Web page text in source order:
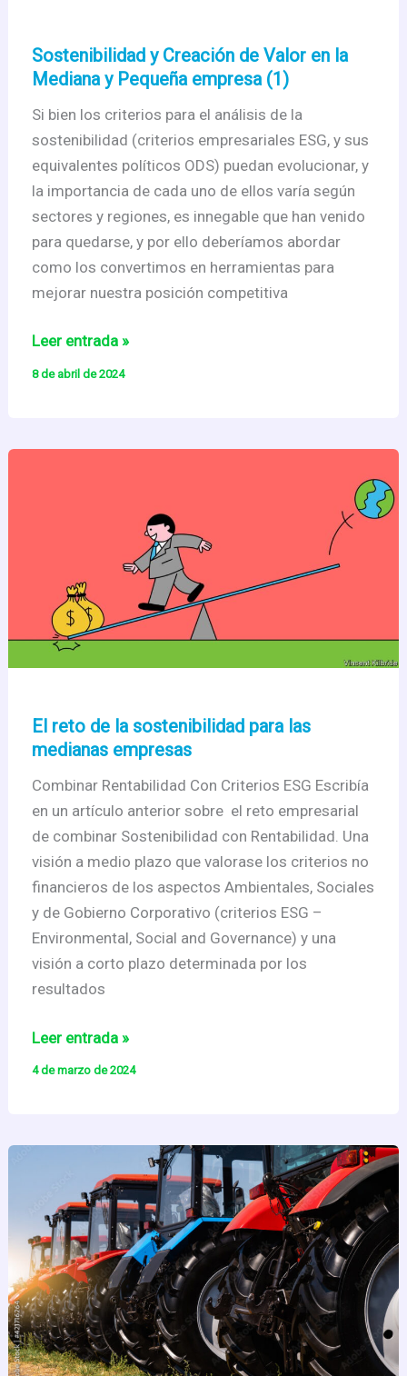
Sostenibilidad y Creación de Valor en la
Mediana y Pequeña empresa (1)
Si bien los criterios para el análisis de la
sostenibilidad (criterios empresariales ESG, y sus
equivalentes políticos ODS) puedan evolucionar, y
la importancia de cada uno de ellos varía según
sectores y regiones, es innegable que han venido
para quedarse, y por ello deberíamos abordar
como los convertimos en herramientas para
mejorar nuestra posición competitiva
Sostenibilidad
y
empresa
Leer entrada »
8 de abril de 2024
El reto de la sostenibilidad para las
medianas empresas
Combinar Rentabilidad Con Criterios ESG Escribía
en un artículo anterior sobre el reto empresarial
de combinar Sostenibilidad con Rentabilidad. Una
visión a medio plazo que valorase los criterios no
financieros de los aspectos Ambientales, Sociales
y de Gobierno Corporativo (criterios ESG –
Environmental, Social and Governance) y una
visión a corto plazo determinada por los
resultados
El
reto
medianas
empresas
Leer entrada »
4 de marzo de 2024